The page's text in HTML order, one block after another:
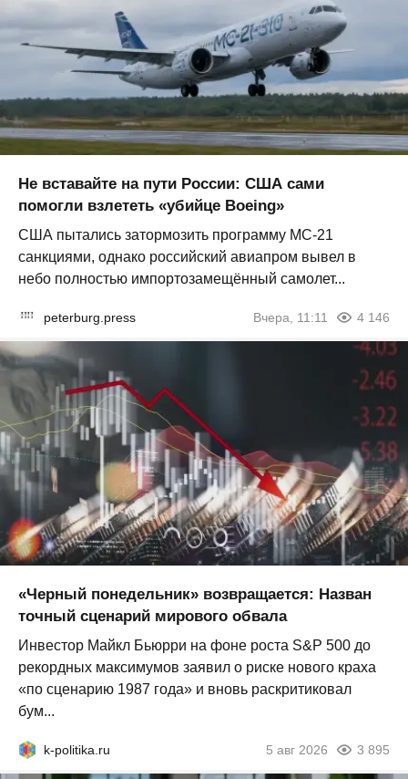
Не вставайте на пути России: США сами
помогли взлететь «убийце Boeing»
США пытались затормозить программу МС-21
санкциями, однако российский авиапром вывел в
небо полностью импортозамещённый самолет...
peterburg.press Вчера, 11:11 4 146
«Черный понедельник» возвращается: Назван
точный сценарий мирового обвала
Инвестор Майкл Бьюрри на фоне роста S&P 500 до
рекордных максимумов заявил о риске нового краха
«по сценарию 1987 года» и вновь раскритиковал
бум...
k-politika.ru 5 авг 2026 3 895